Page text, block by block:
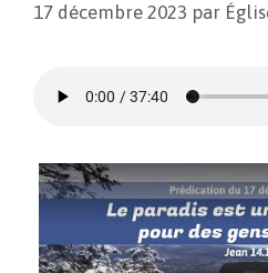
17 décembre 2023 par